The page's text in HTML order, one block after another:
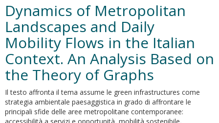
Mediolani»:
Londonio
e
il
mecenatismo
musicale
nella
Milano
spagnola
Dynamics of Metropolitan
Landscapes and Daily
Mobility Flows in the Italian
Context. An Analysis Based on
the Theory of Graphs
Il testo affronta il tema assume le green infrastructures come
strategia ambientale paesaggistica in grado di affrontare le
principali sfide delle aree metropolitane contemporanee: